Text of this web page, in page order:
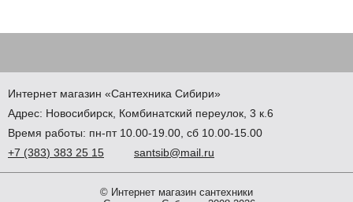
Интернет магазин «Сантехника Сибири»
Адрес: Новосибирск Комбинатский переулок, 3 к.6
Время работы: пн-пт 10.00-19.00, сб 10.00-15.00
+7 (383) 383 25 15 santsib@mail.ru
© Интернет магазин сантехники